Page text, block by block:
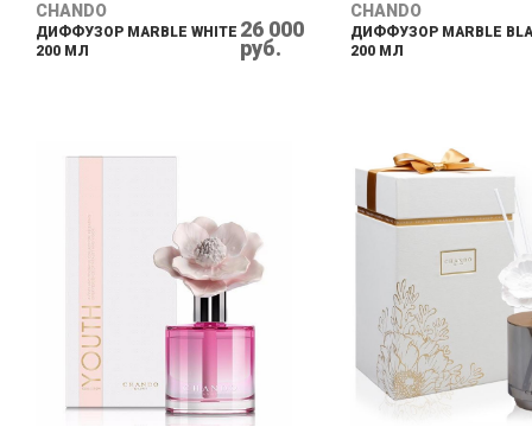
CHANDO
ДИФФУЗОР MARBLE WHITE
200 МЛ
26 000
руб.
CHANDO
ДИФФУЗОР MARBLE
200 МЛ